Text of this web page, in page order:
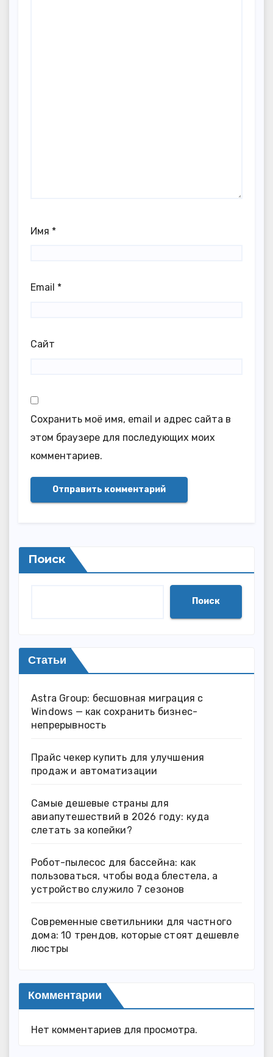
Имя *
Email *
Сайт
Сохранить моё имя, email и адрес сайта в
этом браузере для последующих моих
комментариев.
Поиск
Поиск
Статьи
Astra Group: бесшовная миграция с
Windows — как сохранить бизнес-
непрерывность
Прайс чекер купить для улучшения
продаж и автоматизации
Самые дешевые страны для
авиапутешествий в 2026 году: куда
слетать за копейки?
Робот-пылесос для бассейна: как
пользоваться, чтобы вода блестела, а
устройство служило 7 сезонов
Современные светильники для частного
дома: 10 трендов, которые стоят дешевле
люстры
Комментарии
Нет комментариев для просмотра.